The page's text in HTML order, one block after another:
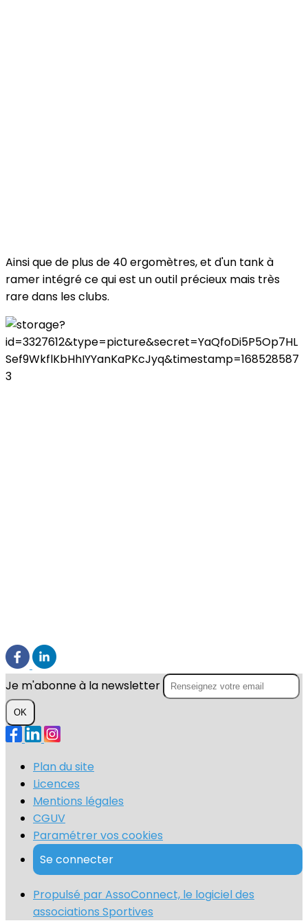
Ainsi que de plus de 40 ergomètres, et d'un tank à
ramer intégré ce qui est un outil précieux mais très
rare dans les clubs.
Je m'abonne à la newsletter
OK
Plan du site
Licences
Mentions légales
CGUV
Paramétrer vos cookies
Se connecter
Propulsé par AssoConnect, le logiciel des
associations Sportives